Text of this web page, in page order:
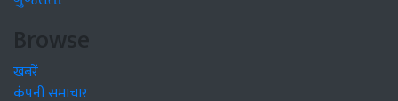
Browse
खबरें
कंपनी समाचार